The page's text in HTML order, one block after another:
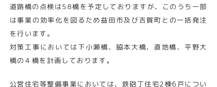
道路橋の点検は58橋を予定しておりますが、このうち一部
は事業の効率化を図るため益田市及び吉賀町との一括発注
を行います。
対策工事においては下小瀬橋、脇本大橋、直地橋、平野大
橋の４橋を計画しております。
公営住宅等整備事業においては、鉄砲丁住宅2棟6戸につい